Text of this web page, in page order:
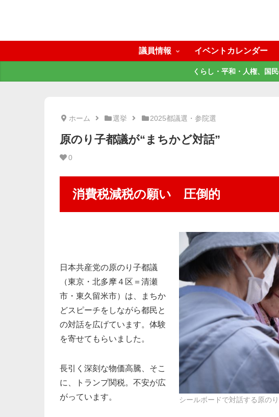
議員情報 イベントカレンダー
くらし・平和・人権、国
ホーム 選挙 2025都議選・参院選
原のり子都議が“まちかど対話”
0
消費税減税の願い 圧倒的
シールボードで対話する原の
日本共産党の原のり子都議
（東京・北多摩４区＝清瀬
市・東久留米市）は、まちか
どスピーチをしながら都民と
の対話を広げています。体験
を寄せてもらいました。
長引く深刻な物価高騰、そこ
に、トランプ関税。不安が広
がっています。